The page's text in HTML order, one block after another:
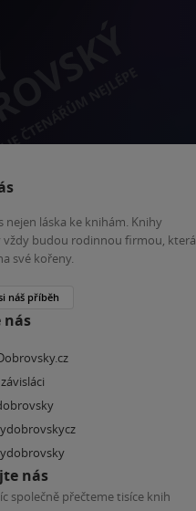
nejen láska ke knihám. Knihy
vždy budou rodinnou firmou, která
své kořeny.
náš příběh
nás
nás
společně přečteme tisíce knih